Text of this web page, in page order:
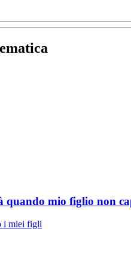
quando mio figlio non
i miei figli